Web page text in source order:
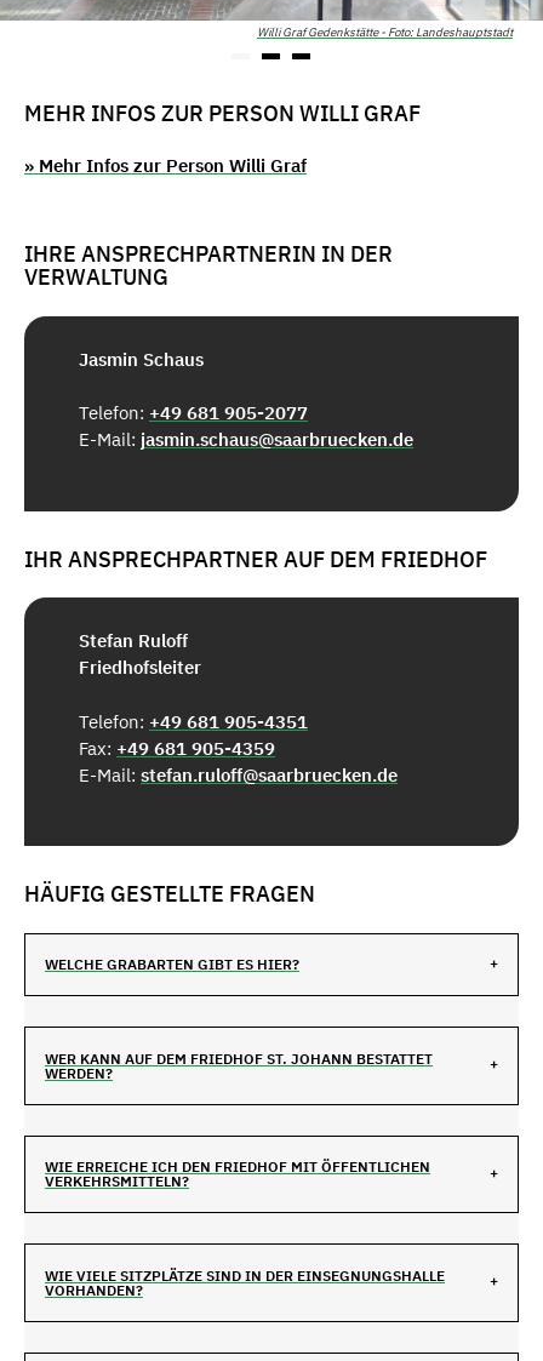
Willi Graf Gedenkstätte - Foto: Landeshauptstadt
MEHR INFOS ZUR PERSON WILLI GRAF
» Mehr Infos zur Person Willi Graf
IHRE ANSPRECHPARTNERIN IN DER
VERWALTUNG
Jasmin Schaus
Telefon: +49 681 905-2077
E-Mail: jasmin.schaus@saarbruecken.de
IHR ANSPRECHPARTNER AUF DEM FRIEDHOF
Stefan Ruloff
Friedhofsleiter
Telefon: +49 681 905-4351
Fax: +49 681 905-4359
E-Mail: stefan.ruloff@saarbruecken.de
HÄUFIG GESTELLTE FRAGEN
WELCHE GRABARTEN GIBT ES HIER?
WER KANN AUF DEM FRIEDHOF ST. JOHANN BESTATTET
WERDEN?
WIE ERREICHE ICH DEN FRIEDHOF MIT ÖFFENTLICHEN
VERKEHRSMITTELN?
WIE VIELE SITZPLÄTZE SIND IN DER EINSEGNUNGSHALLE
VORHANDEN?